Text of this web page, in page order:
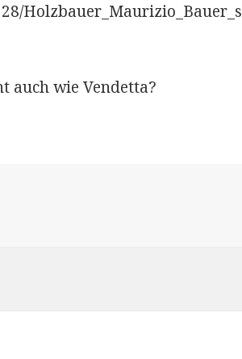
Holzbauer_Maurizio_Bauer_s
auch wie Vendetta?